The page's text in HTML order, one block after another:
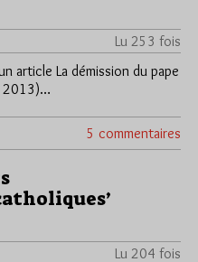
Lu 253 fois
article La démission du pape
2013)…
5 commentaires
Lu 204 fois